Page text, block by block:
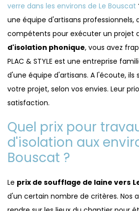
verre dans les environs de Le Bouscat
une équipe d'artisans professionnels,
compétents pour exécuter un projet
d'isolation phonique, vous avez
PLAC & STYLE est une entreprise
d'une équipe d'artisans. A l'écoute, ils
votre projet, selon vos envies. Leur
satisfaction.
Quel prix pour
d'isolation aux
Bouscat ?
Le prix de soufflage de laine vers
d'un certain nombre de critères. Nos